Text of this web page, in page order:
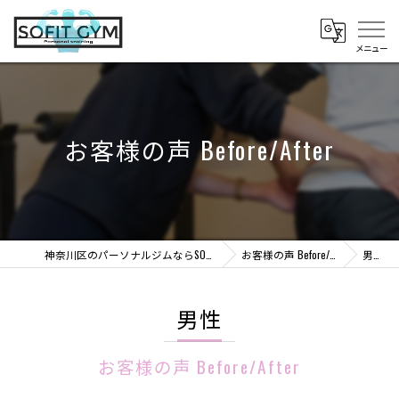
お客様の声 Before/After
お客様の声 Before/After 男性
お客様の声 Before/After
男性